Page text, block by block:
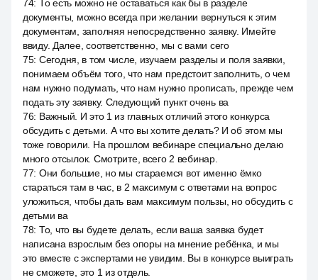
74: То есть можно не оставаться как бы в разделе
документы, можно всегда при желании вернуться к этим
документам, заполняя непосредственно заявку. Имейте
ввиду. Далее, соответственно, мы с вами сего
75: Сегодня, в том числе, изучаем разделы и поля заявки,
понимаем объём того, что нам предстоит заполнить, о чем
нам нужно подумать, что нам нужно прописать, прежде чем
подать эту заявку. Следующий пункт очень ва
76: Важный. И это 1 из главных отличий этого конкурса
обсудить с детьми. А что вы хотите делать? И об этом мы
тоже говорили. На прошлом вебинаре специально делаю
много отсылок. Смотрите, всего 2 вебинар.
77: Они большие, но мы стараемся вот именно ёмко
стараться там в час, в 2 максимум с ответами на вопрос
уложиться, чтобы дать вам максимум пользы, но обсудить с
детьми ва
78: То, что вы будете делать, если ваша заявка будет
написана взрослым без опоры на мнение ребёнка, и мы
это вместе с экспертами не увидим. Вы в конкурсе выиграть
не сможете, это 1 из отдель.